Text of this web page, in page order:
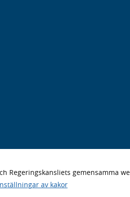
Regeringskansliets gemensamma
av kakor